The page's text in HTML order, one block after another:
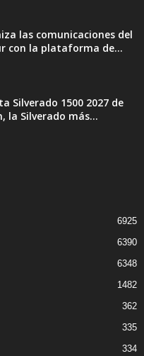
las comunicaciones del
con la plataforma de...
Silverado 1500 2027 de
la Silverado más...
6925
6390
6348
1482
362
335
334